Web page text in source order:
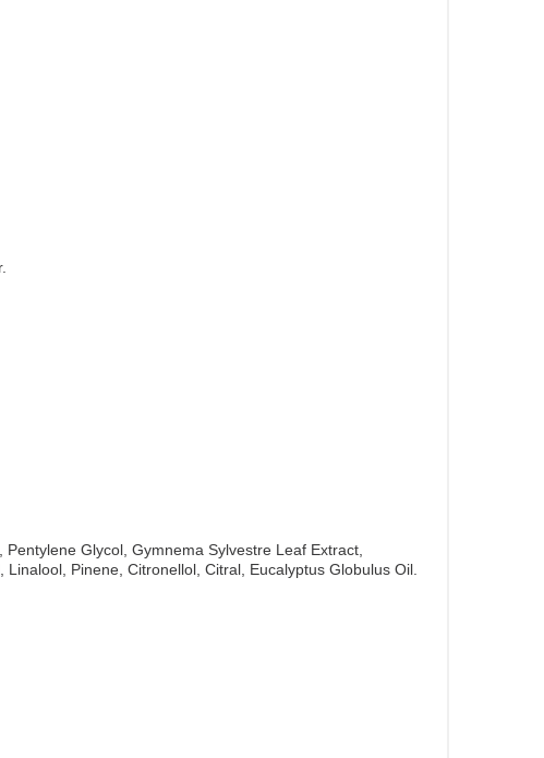
Glycol, Gymnema Sylvestre Leaf Extract,
Pinene, Citronellol, Citral, Eucalyptus Globulus Oil.